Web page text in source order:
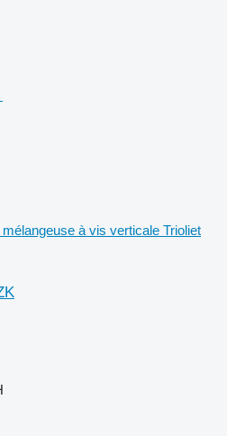
mélangeuse à vis verticale Trioliet